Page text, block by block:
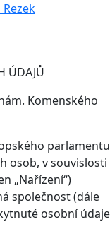
ÚDAJŮ
Komenského
parlamentu
osob, v souvislosti
„Nařízení“)
společnost (dále
osobní údaje